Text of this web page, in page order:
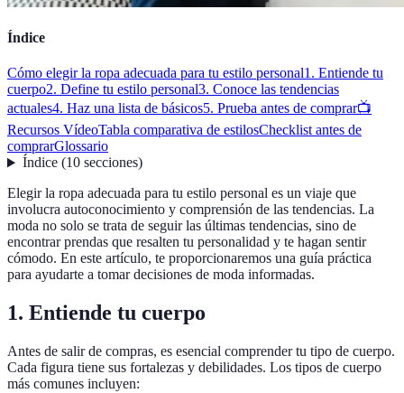
Índice
Cómo elegir la ropa adecuada para tu estilo personal1. Entiende tu
cuerpo2. Define tu estilo personal3. Conoce las tendencias
actuales4. Haz una lista de básicos5. Prueba antes de comprar📺
Recursos VídeoTabla comparativa de estilosChecklist antes de
comprarGlossario
Índice(10 secciones)
Elegir la ropa adecuada para tu estilo personal es un viaje que
involucra autoconocimiento y comprensión de las tendencias. La
moda no solo se trata de seguir las últimas tendencias, sino de
encontrar prendas que resalten tu personalidad y te hagan sentir
cómodo. En este artículo, te proporcionaremos una guía práctica
para ayudarte a tomar decisiones de moda informadas.
1. Entiende tu cuerpo
Antes de salir de compras, es esencial comprender tu tipo de cuerpo.
Cada figura tiene sus fortalezas y debilidades. Los tipos de cuerpo
más comunes incluyen: